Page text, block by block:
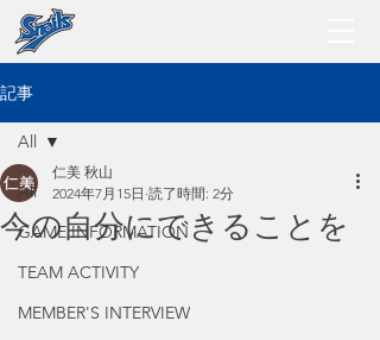
記事
All
GAME INFORMATION
TEAM ACTIVITY
MEMBER'S INTERVIEW
All
今の自分にできることを
仁美 秋山
2024年7月15日 読了時間: 2分